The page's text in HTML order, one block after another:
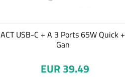
ACT USB-C + A 3 Ports 65W Quick +
Gan
EUR 39.49